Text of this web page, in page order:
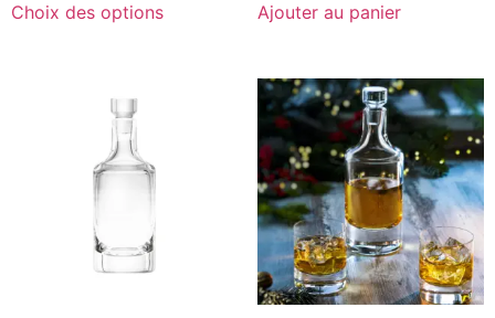
Choix des options Ajouter au panier